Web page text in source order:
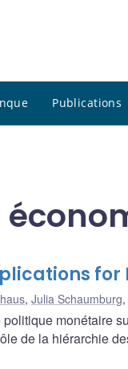
Publications
for
, Julia Schaumburg,
monétaire
de la hiérarchie